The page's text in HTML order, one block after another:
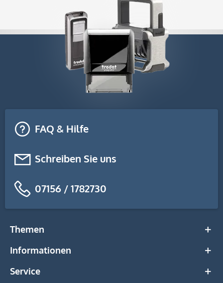
FAQ & Hilfe
Schreiben Sie uns
07156 / 1782730
Themen
Informationen
Service